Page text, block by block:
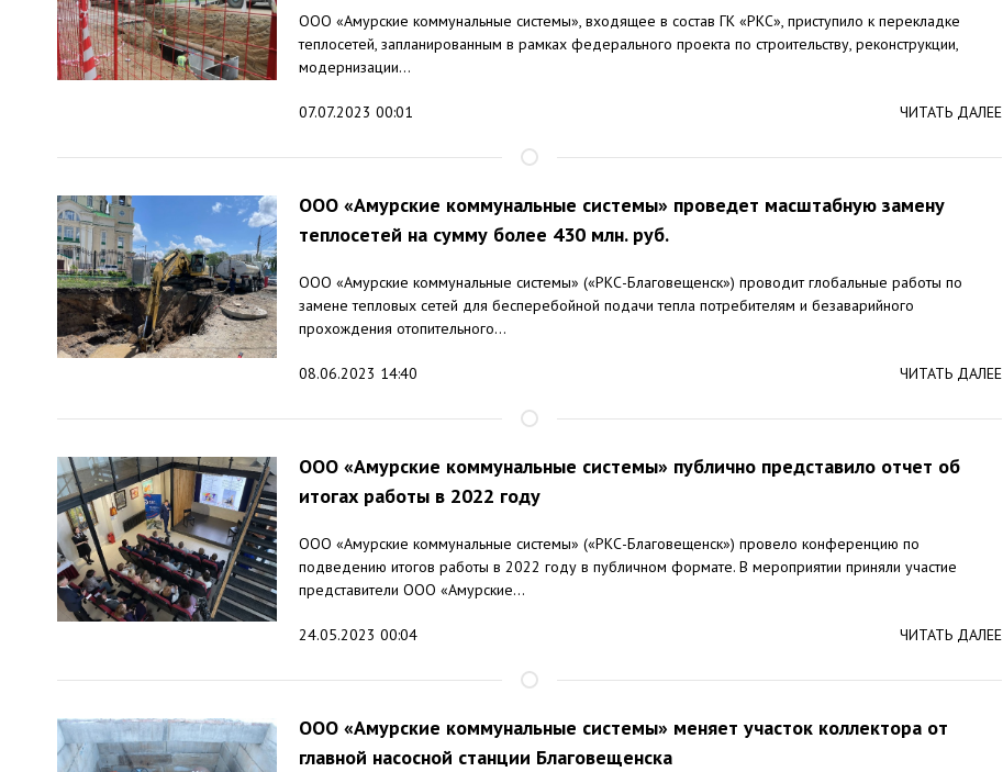
ООО «Амурские коммунальные системы», входящее в состав ГК «РКС», приступило к перекладке
теплосетей, запланированным в рамках федерального проекта по строительству, реконструкции,
модернизации...
07.07.2023 00:01 ЧИТАТЬ ДАЛЕЕ
ООО «Амурские коммунальные системы» проведет масштабную замену
теплосетей на сумму более 430 млн. руб.
ООО «Амурские коммунальные системы» («РКС-Благовещенск») проводит глобальные работы по
замене тепловых сетей для бесперебойной подачи тепла потребителям и безаварийного
прохождения отопительного...
08.06.2023 14:40 ЧИТАТЬ ДАЛЕЕ
ООО «Амурские коммунальные системы» публично представило отчет об
итогах работы в 2022 году
ООО «Амурские коммунальные системы» («РКС-Благовещенск») провело конференцию по
подведению итогов работы в 2022 году в публичном формате. В мероприятии приняли участие
представители ООО «Амурские...
24.05.2023 00:04 ЧИТАТЬ ДАЛЕЕ
ООО «Амурские коммунальные системы» меняет участок коллектора от
главной насосной станции Благовещенска